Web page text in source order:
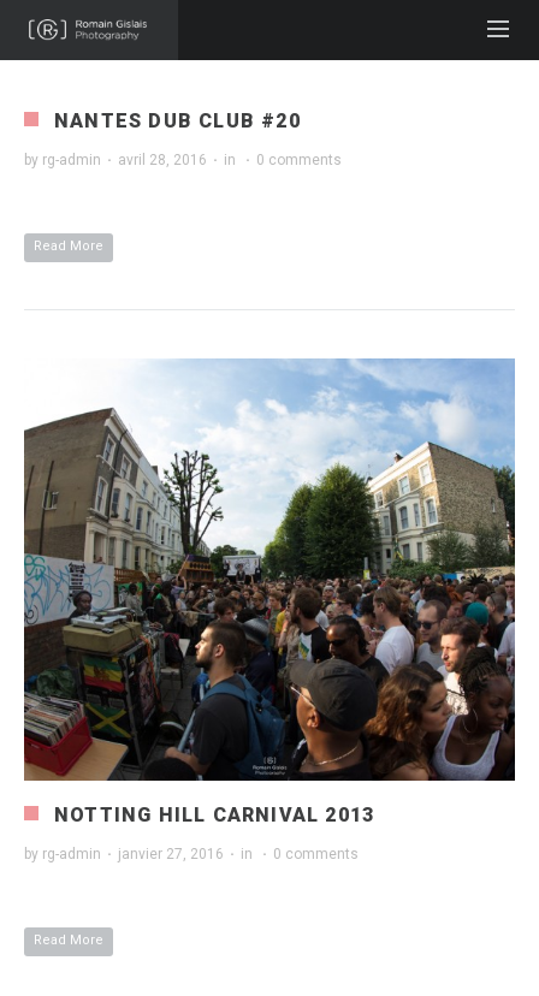
NANTES DUB CLUB #20
by rg-admin · avril 28, 2016 · in · 0 comments
Read More
NOTTING HILL CARNIVAL 2013
by rg-admin · janvier 27, 2016 · in · 0 comments
Read More